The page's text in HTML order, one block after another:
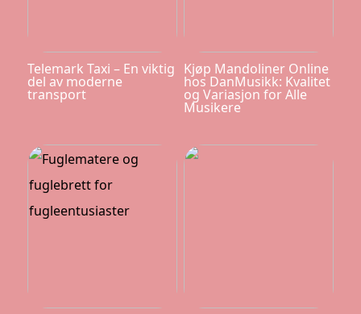
Telemark Taxi – En viktig
del av moderne
transport
Kjøp Mandoliner Online
hos DanMusikk: Kvalitet
og Variasjon for Alle
Musikere